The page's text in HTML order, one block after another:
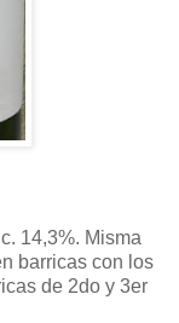
14,3%. Misma
barricas con los
de 2do y 3er